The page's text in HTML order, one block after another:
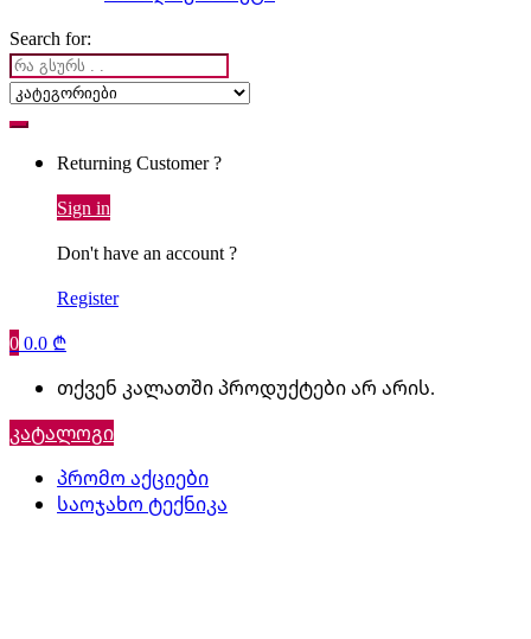
Search for:
Returning Customer ?
Sign in
Don't have an account ?
Register
00.0 ₾
თქვენ კალათში პროდუქტები არ არის.
კატალოგი
პრომო აქციები
საოჯახო ტექნიკა